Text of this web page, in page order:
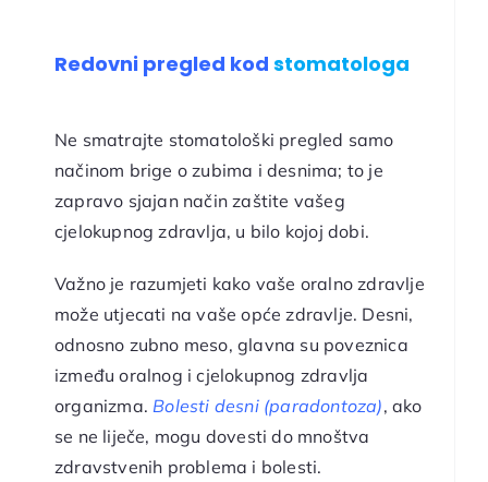
Redovni pregled kod stomatologa
Ne smatrajte stomatološki pregled samo
načinom brige o zubima i desnima; to je
zapravo sjajan način zaštite vašeg
cjelokupnog zdravlja, u bilo kojoj dobi.
Važno je razumjeti kako vaše oralno zdravlje
može utjecati na vaše opće zdravlje. Desni,
odnosno zubno meso, glavna su poveznica
između oralnog i cjelokupnog zdravlja
organizma. Bolesti desni (paradontoza), ako
se ne liječe, mogu dovesti do mnoštva
zdravstvenih problema i bolesti.